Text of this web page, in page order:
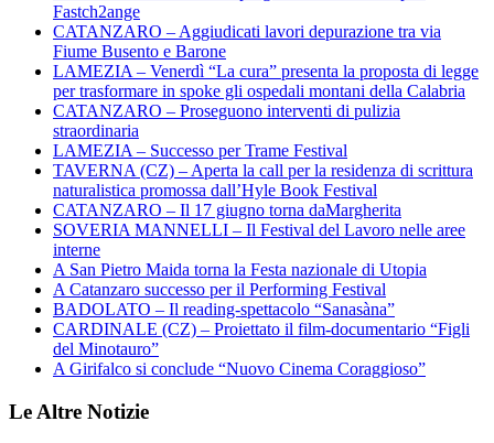
Fastch2ange
CATANZARO – Aggiudicati lavori depurazione tra via
Fiume Busento e Barone
LAMEZIA – Venerdì “La cura” presenta la proposta di legge
per trasformare in spoke gli ospedali montani della Calabria
CATANZARO – Proseguono interventi di pulizia
straordinaria
LAMEZIA – Successo per Trame Festival
TAVERNA (CZ) – Aperta la call per la residenza di scrittura
naturalistica promossa dall’Hyle Book Festival
CATANZARO – Il 17 giugno torna daMargherita
SOVERIA MANNELLI – Il Festival del Lavoro nelle aree
interne
A San Pietro Maida torna la Festa nazionale di Utopia
A Catanzaro successo per il Performing Festival
BADOLATO – Il reading-spettacolo “Sanasàna”
CARDINALE (CZ) – Proiettato il film-documentario “Figli
del Minotauro”
A Girifalco si conclude “Nuovo Cinema Coraggioso”
Le Altre Notizie